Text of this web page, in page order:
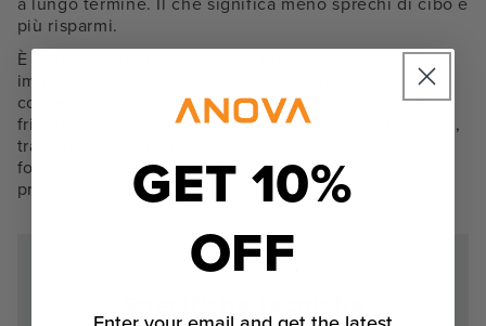
più risparmi.
È ottimo anche per preparare i pasti. Se non si cucina
immediatamente, è possibile pre-sigillare il cibo e
conservarlo in modo sicuro per un uso successivo nel
frigorifero o nel congelatore. Poi, quando siete pronti,
trasferiteli direttamente nella pentola sous vide o nel
forno Anova Precision e voilà: un pasto di livello
professionale a portata di mano.
GET 10%
OFF